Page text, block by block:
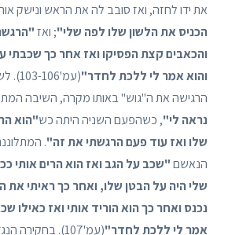
את ידו לחזה, ואז סובב לה את הראש ונישק
הכניס את הלשון שלו לפה שלי"; ואז
והכאבים קצת הפסיקו ואז אחר כך שכבתי
והוא אמר לי ללכת לחדר"
הרגישה את ה"גוש" באותו מקרה, השיבה
נראה לי", כשהפעם השניה היתה כש"הוא
שלו ואז עוד פעם הרגשתי את זה".
הנאשם"שכב על הגב ואז הוא הרים אותי
שלי היה על הבטן שלו, ואחר כך ראיתי את
נכנס ואחר כך הוא הוריד אותי ואז כאילו
אמר לי ללכת לחדר"
(עמ'107).